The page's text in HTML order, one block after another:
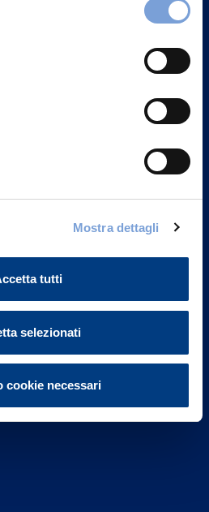
sito nella sezione "Informativa
Mostra dettagli
tutti
selezionati
cookie necessari